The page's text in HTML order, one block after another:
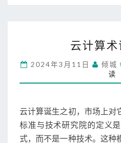
础
计
术
语
云计算
2024年3月11日 倾城
读
云计算诞生之初，市场上对
标准与技术研究院的定义
式，而不是一种技术。这种